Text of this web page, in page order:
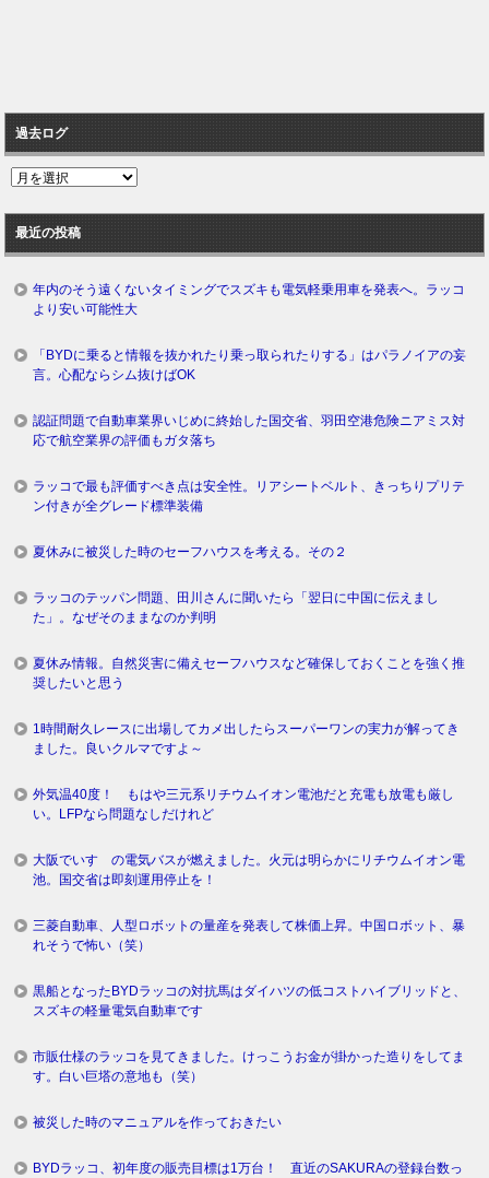
過去ログ
過
ロ
グ
最近の投稿
年内のそう遠くないタイミングでスズキも電気軽乗用車を発表へ。ラッコ
より安い可能性大
「BYDに乗ると情報を抜かれたり乗っ取られたりする」はパラノイアの妄
言。心配ならシム抜けばOK
認証問題で自動車業界いじめに終始した国交省、羽田空港危険ニアミス対
応で航空業界の評価もガタ落ち
ラッコで最も評価すべき点は安全性。リアシートベルト、きっちりプリテ
ン付きが全グレード標準装備
夏休みに被災した時のセーフハウスを考える。その２
ラッコのテッパン問題、田川さんに聞いたら「翌日に中国に伝えまし
た」。なぜそのままなのか判明
夏休み情報。自然災害に備えセーフハウスなど確保しておくことを強く推
奨したいと思う
1時間耐久レースに出場してカメ出したらスーパーワンの実力が解ってき
ました。良いクルマですよ～
外気温40度！ もはや三元系リチウムイオン電池だと充電も放電も厳し
い。LFPなら問題なしだけれど
大阪でいすゞの電気バスが燃えました。火元は明らかにリチウムイオン電
池。国交省は即刻運用停止を！
三菱自動車、人型ロボットの量産を発表して株価上昇。中国ロボット、暴
れそうで怖い（笑）
黒船となったBYDラッコの対抗馬はダイハツの低コストハイブリッドと、
スズキの軽量電気自動車です
市販仕様のラッコを見てきました。けっこうお金が掛かった造りをしてま
す。白い巨塔の意地も（笑）
被災した時のマニュアルを作っておきたい
BYDラッコ、初年度の販売目標は1万台！ 直近のSAKURAの登録台数っ